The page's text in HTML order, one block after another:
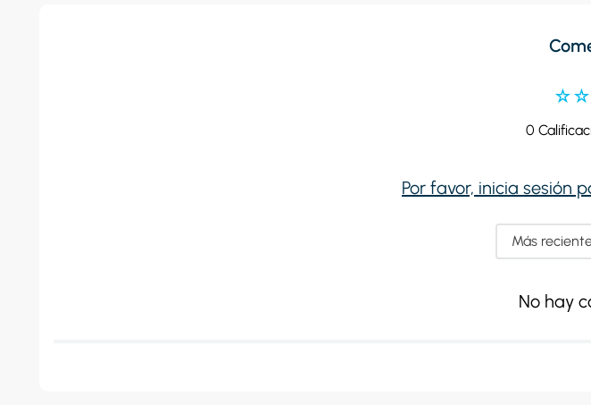
☆☆
0
Por favor, inicia sesión
Más
No hay